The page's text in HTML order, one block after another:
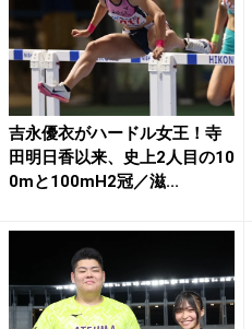
吉永優衣がハードル女王！寺
田明日香以来、史上2人目の10
0mと100mH2冠／滋...